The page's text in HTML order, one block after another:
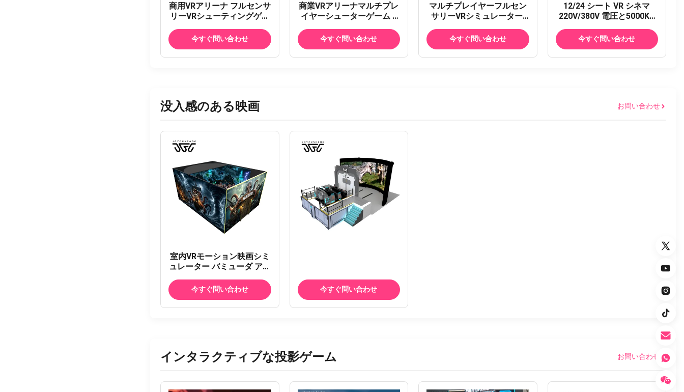
商用VRアリーナ フルセンサ
リーVRシューティングゲー
シューティングアリーナ
今すぐ問い合わせ
商業VRアリーナマルチプレ
イヤーシューターゲーム 4
今すぐ問い合わせ
マルチプレイヤーフルセン
サリーVRシミュレーター.
ーローミングVRアリーナ.
今すぐ問い合わせ
12/24 シート VR シネマ
220V/380V 電圧と5000KG
今すぐ問い合わせ
没入感のある映画 お問い合わせ
室内VRモーション映画シミ
ュレーター バミューダ アド
ための飛行9D映画館
今すぐ問い合わせ 今すぐ問い合わせ
インタラクティブな投影ゲーム お問い合わせ